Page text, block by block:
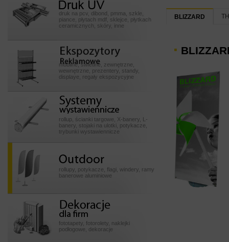
druk na pcv, dibond, pmma, szkle,
piance, płytach mdf, sklejce, płytkach
ceramicznych, skóry, inne
Ekspozytory POSssss
mobilne, świetlne, zewnętrzne,
wewnętrzne, prezentery, standy,
displaye, regały ekspozycyjne
Systemy
wystawiennicze
rollup, ścianki targowe, X-banery, L-
banery, stojaki na ulotki, potykacze,
trybunki wystawiennicze
rollupy, potykacze, flagi, windery, ramy
banerowe aluminiowe
Dekoracje dla firm
fototapety, fotorolety, naklejki
podłogowe, dekoracje
BLIZZARD